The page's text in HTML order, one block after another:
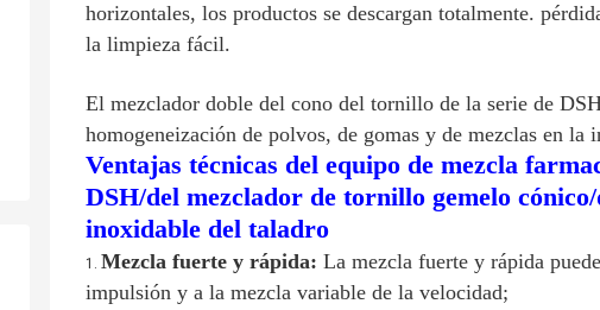
horizontales, los productos se descargan totalmente.
la limpieza fácil.
El mezclador doble del cono del tornillo de la serie de
homogeneización de polvos, de gomas y de mezclas en
Ventajas técnicas del equipo de mezcla
DSH/del mezclador de tornillo gemelo
inoxidable del taladro
1. Mezcla fuerte y rápida: La mezcla fuerte y rápida
impulsión y a la mezcla variable de la velocidad;